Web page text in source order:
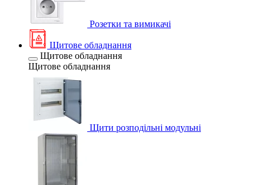
Розетки та вимикачі
Щитове обладнання
Щитове обладнання
Щитове обладнання
Щити розподільні модульні